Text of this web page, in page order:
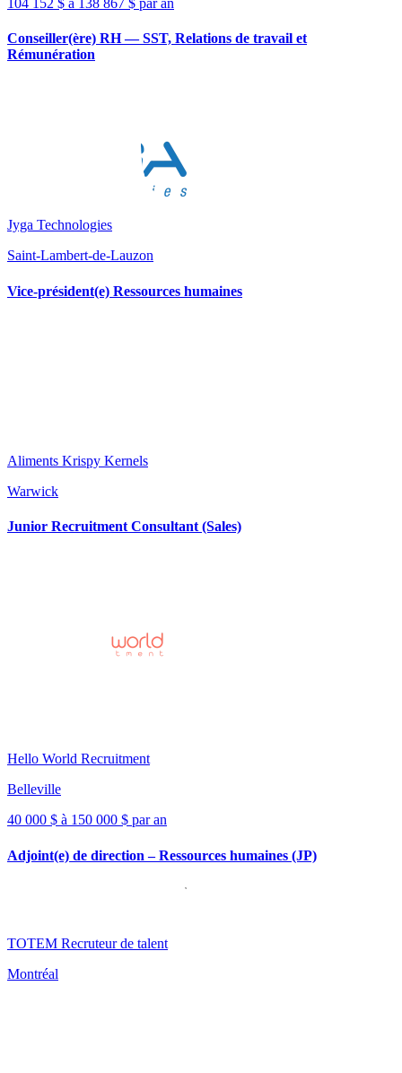
Conseiller(ère) RH — SST, Relations de travail et
Rémunération
Jyga Technologies
Saint-Lambert-de-Lauzon
Vice-président(e) Ressources humaines
Aliments Krispy Kernels
Warwick
Junior Recruitment Consultant (Sales)
Hello World Recruitment
Belleville
40 000 $ à 150 000 $ par an
Adjoint(e) de direction – Ressources humaines (JP)
TOTEM Recruteur de talent
Montréal